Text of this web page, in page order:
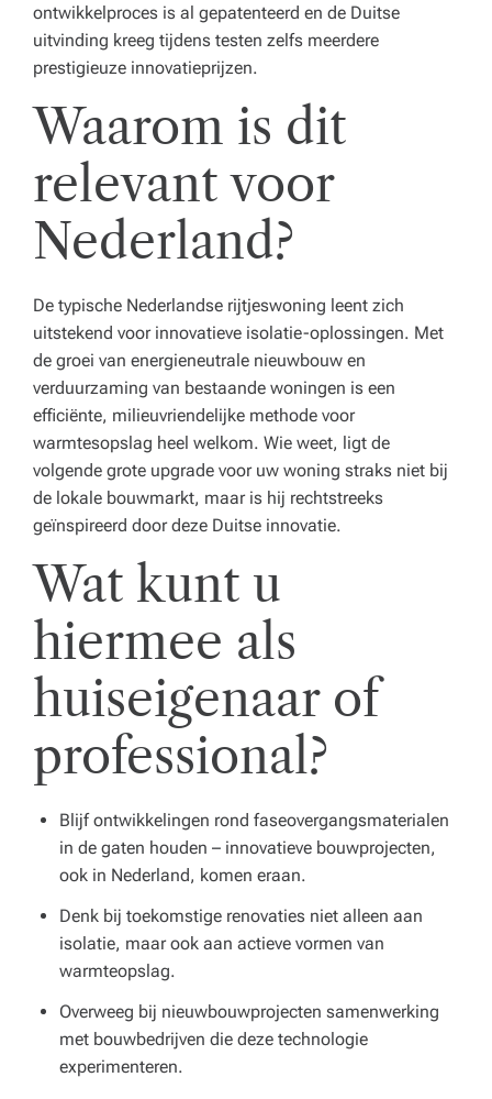
ontwikkelproces is al gepatenteerd en de Duitse
uitvinding kreeg tijdens testen zelfs meerdere
prestigieuze innovatieprijzen.
Waarom is dit
relevant voor
Nederland?
De typische Nederlandse rijtjeswoning leent zich
uitstekend voor innovatieve isolatie-oplossingen. Met
de groei van energieneutrale nieuwbouw en
verduurzaming van bestaande woningen is een
efficiënte, milieuvriendelijke methode voor
warmtesopslag heel welkom. Wie weet, ligt de
volgende grote upgrade voor uw woning straks niet bij
de lokale bouwmarkt, maar is hij rechtstreeks
geïnspireerd door deze Duitse innovatie.
Wat kunt u
hiermee als
huiseigenaar of
professional?
Blijf ontwikkelingen rond faseovergangsmaterialen
in de gaten houden – innovatieve bouwprojecten,
ook in Nederland, komen eraan.
Denk bij toekomstige renovaties niet alleen aan
isolatie, maar ook aan actieve vormen van
warmteopslag.
Overweeg bij nieuwbouwprojecten samenwerking
met bouwbedrijven die deze technologie
experimenteren.